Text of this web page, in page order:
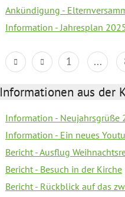
Ankündigung -
Information - Jahresplan
1 ...
Informationen aus der
Information - Neujahrsgrüße
Information - Ein neues
Bericht - Ausflug
Bericht - Besuch in der Kirche
Bericht - Rückblick auf das